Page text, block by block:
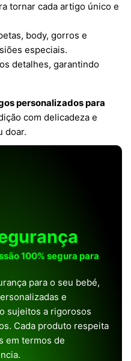
tornar cada artigo único e
body, gorros e
especiais.
detalhes, garantindo
personalizados para
com delicadeza e
doar.
100% segura para
para o seu bebé,
e
sujeitos a rigorosos
Cada produto respeita
em termos de